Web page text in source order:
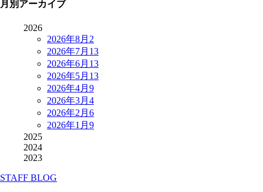
月別アーカイブ
2026
2026年8月 2
2026年7月 13
2026年6月 13
2026年5月 13
2026年4月 9
2026年3月 4
2026年2月 6
2026年1月 9
2025
2024
2023
STAFF BLOG